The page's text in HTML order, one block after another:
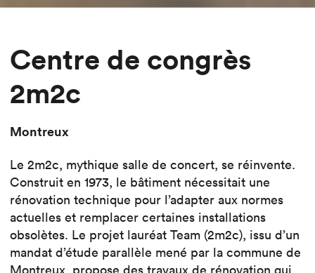
Centre de congrès
2m2c
Montreux
Le 2m2c, mythique salle de concert, se réinvente.
Construit en 1973, le bâtiment nécessitait une
rénovation technique pour l’adapter aux normes
actuelles et remplacer certaines installations
obsolètes. Le projet lauréat Team (2m2c), issu d’un
mandat d’étude parallèle mené par la commune de
Montreux, propose des travaux de rénovation qui